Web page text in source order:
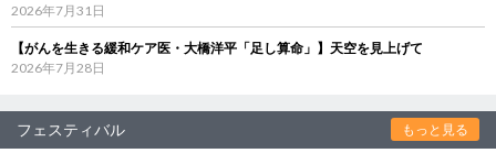
2026年7月31日
【がんを生きる緩和ケア医・大橋洋平「足し算命」】天空を見上げて
2026年7月28日
フェスティバル もっと見る